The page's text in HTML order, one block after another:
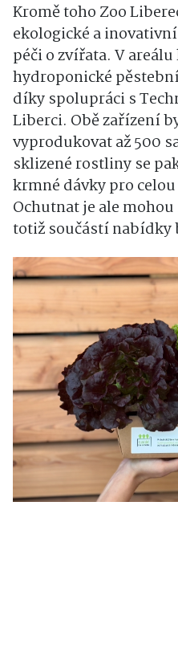
Kromě toho Zoo
ekologické a
péči o zvířata. V
hydroponické
díky spolupráci s
Liberci. Obě zařízení
vyprodukovat až 500
sklizené rostliny se
krmné dávky pro
Ochutnat je ale
totiž součástí nabídky